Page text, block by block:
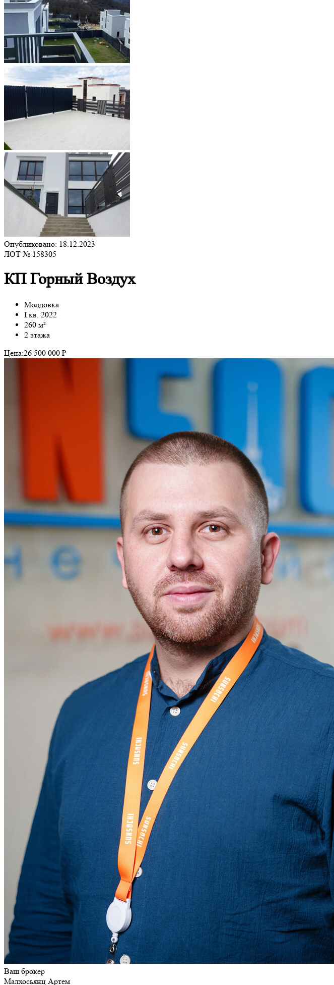
Опубликовано: 18.12.2023
ЛОТ № 158305
КП Горный Воздух
Молдовка
I кв. 2022
260 м²
2 этажа
Цена:26 500 000 ₽
Ваш брокер
Малхосьянц Артем